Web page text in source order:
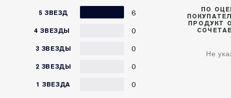
5 ЗВЕЗД 6
4 ЗВЕЗДЫ 0
3 ЗВЕЗДЫ 0
2 ЗВЕЗДЫ 0
1 ЗВЕЗДА 0
ПО
ПРОДУКТ
Не